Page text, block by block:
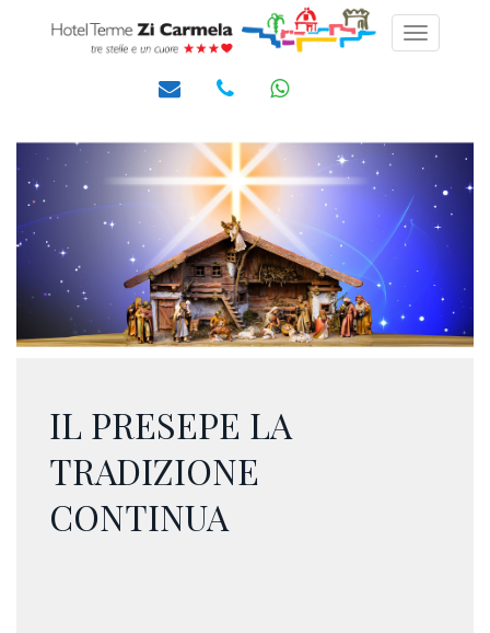
Toggle
IL PRESEPE LA
TRADIZIONE
CONTINUA